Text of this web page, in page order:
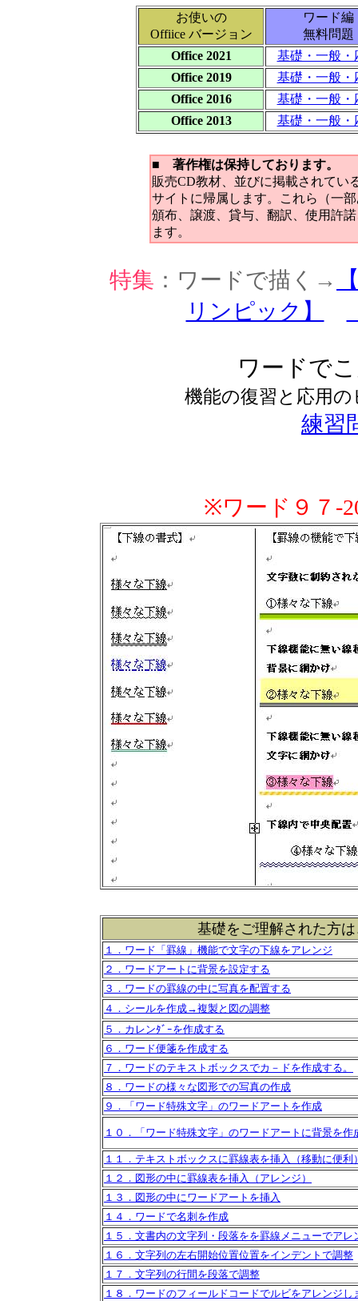
お使いの
Offiice バージョン
ワード編
無料問題
Office 2021
基礎・一般・
Office 2019
基礎・一般・
Office 2016
基礎・一般・
Office 2013
基礎・一般・
■ 著作権は保持しております。
販売CD教材、並びに掲載されてい
サイトに帰属します。これら（一
頒布、譲渡、貸与、翻訳、使用許
ます。
特集 ：ワードで描く→
リンピック】
ワードで
機能の復習と応用
練習
※ワード９７-
基礎をご理解された方
１．ワード「罫線」機能で文字の下線をアレンジ
２．ワードアートに背景を設定する
３．ワードの罫線の中に写真を配置する
４．シールを作成→複製と図の調整
５．カレンﾀﾞｰを作成する
６．ワード便箋を作成する
７．ワードのテキストボックスでカ－ドを作成する。
８．ワードの様々な図形での写真の作成
９．「ワード特殊文字」のワードアートを作成
１０．「ワード特殊文字」のワードアートに背景を作
１１．テキストボックスに罫線表を挿入（移動に便利
１２．図形の中に罫線表を挿入（アレンジ）
１３．図形の中にワードアートを挿入
１４．ワードで名刺を作成
１５．文書内の文字列・段落をを罫線メニューでアレ
１６．文字列の左右開始位置位置をインデントで調整
１７．文字列の行間を段落で調整
１８．ワードのフィールドコードでルビをアレンジし